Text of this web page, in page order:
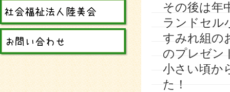
その後は年
ランドセル
すみれ組の
のプレゼン
小さい頃か
た！